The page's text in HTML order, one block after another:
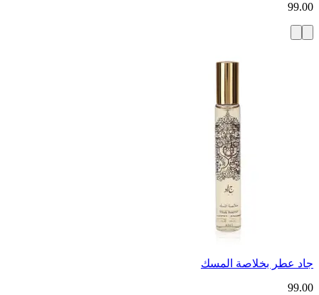
99.00
جاد عطر بخلاصة المسك
99.00